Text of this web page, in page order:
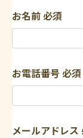
お名前必須
お電話番号必須
メールアドレス